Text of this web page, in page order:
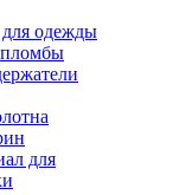
одежды
для